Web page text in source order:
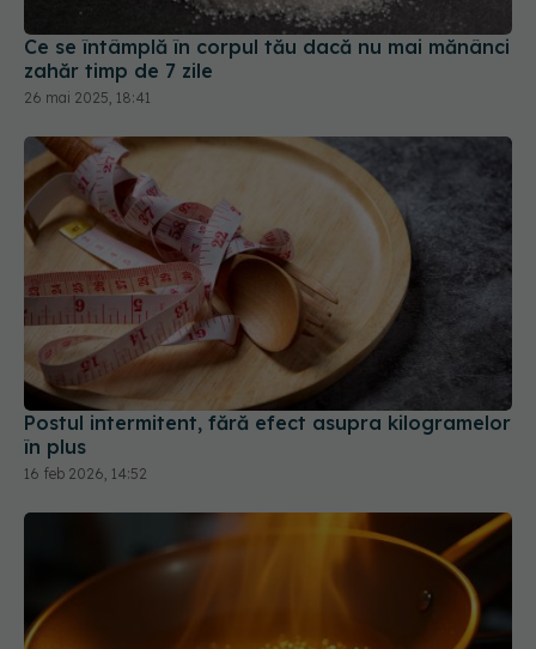
Ce se întâmplă în corpul tău dacă nu mai mănânci
zahăr timp de 7 zile
26 mai 2025, 18:41
Postul intermitent, fără efect asupra kilogramelor
în plus
16 feb 2026, 14:52